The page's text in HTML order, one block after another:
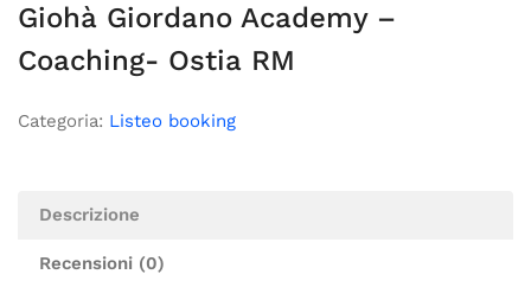
Giohà Giordano Academy –
Coaching- Ostia RM
Categoria: Listeo booking
Descrizione
Recensioni (0)